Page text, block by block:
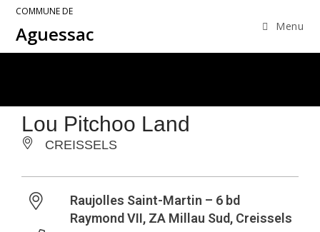
COMMUNE DE
Aguessac Menu
Lou Pitchoo Land
CREISSELS
Raujolles Saint-Martin – 6 bd
Raymond VII, ZA Millau Sud, Creissels